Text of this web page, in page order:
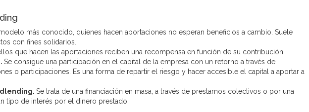
más conocido, quienes hacen aportaciones no esperan beneficios a cambio. Suele
con fines solidarios.
que hacen las aportaciones reciben una recompensa en función de su contribución.
Se consigue una participación en el capital de la empresa con un retorno a través de
o participaciones. Es una forma de repartir el riesgo y hacer accesible el capital a aportar a
Se trata de una financiación en masa, a través de prestamos colectivos o por una
tipo de interés por el dinero prestado.